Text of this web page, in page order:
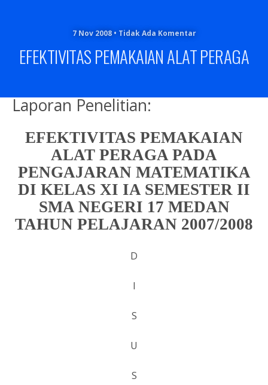
7 Nov 2008 • Tidak Ada Komentar
EFEKTIVITAS PEMAKAIAN ALAT PERAGA
Laporan Penelitian:
EFEKTIVITAS PEMAKAIAN
ALAT PERAGA PADA
PENGAJARAN MATEMATIKA
DI KELAS XI IA SEMESTER II
SMA NEGERI 17 MEDAN
TAHUN PELAJARAN 2007/2008
D
I
S
U
S